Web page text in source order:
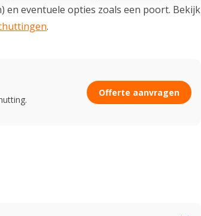
en eventuele opties zoals een poort. Bekijk
.
Offerte aanvragen